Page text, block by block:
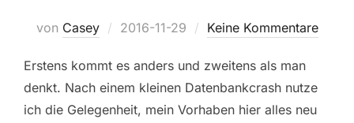
von Casey
Veröffentlicht
2016-11-29 Keine Kommentare
Erstens kommt es anders und zweitens als man
denkt. Nach einem kleinen Datenbankcrash nutze
ich die Gelegenheit, mein Vorhaben hier alles neu